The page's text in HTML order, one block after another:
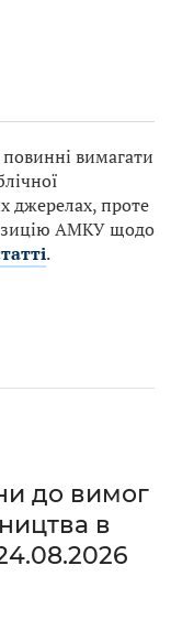
вимагати
джерелах, проте
АМКУ щодо
.
до вимог
в